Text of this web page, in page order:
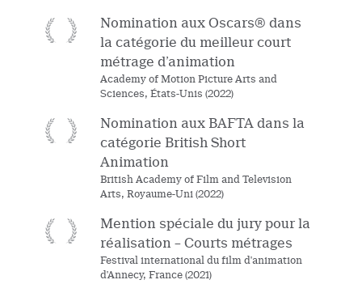
Nomination aux Oscars® dans
la catégorie du meilleur court
métrage d’animation
Academy of Motion Picture Arts and
Sciences, États-Unis (2022)
Nomination aux BAFTA dans la
catégorie British Short
Animation
British Academy of Film and Television
Arts, Royaume-Uni (2022)
Mention spéciale du jury pour la
réalisation – Courts métrages
Festival international du film d'animation
d'Annecy, France (2021)